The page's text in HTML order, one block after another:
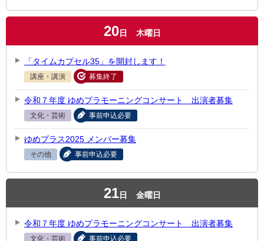
20日 木曜日
「タイムカプセル35」を開封します！
講座・講演 募集終了
令和７年度 ゆめプラモーニングコンサート 出演者募集
文化・芸術 事前申込必要
ゆめプラス2025 メンバー募集
その他 事前申込必要
21日 金曜日
令和７年度 ゆめプラモーニングコンサート 出演者募集
文化・芸術 事前申込必要